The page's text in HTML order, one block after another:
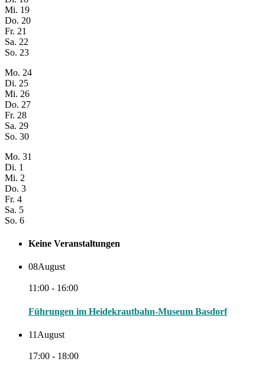
Mi. 19
Do. 20
Fr. 21
Sa. 22
So. 23
Mo. 24
Di. 25
Mi. 26
Do. 27
Fr. 28
Sa. 29
So. 30
Mo. 31
Di. 1
Mi. 2
Do. 3
Fr. 4
Sa. 5
So. 6
Keine Veranstaltungen
08August
11:00 - 16:00
Führungen im Heidekrautbahn-Museum Basdorf
11 August
17:00 - 18:00